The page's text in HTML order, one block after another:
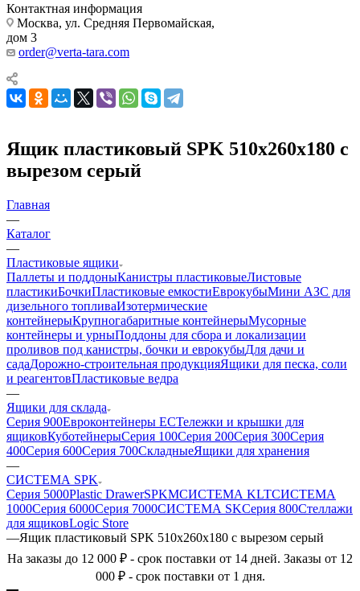
Контактная информация
Москва, ул. Средняя Первомайская,
дом 3
order@verta-tara.com
Ящик пластиковый SPK 510х260х180 с
вырезом серый
Главная
—
Каталог
—
Пластиковые ящики
Паллеты и поддоныКанистры пластиковыеЛистовые
пластикиБочкиПластиковые емкостиЕврокубыМини АЗС для
дизельного топливаИзотермические
контейнерыКрупногабаритные контейнерыМусорные
контейнеры и урныПоддоны для сбора и локализации
проливов под канистры, бочки и еврокубыДля дачи и
садаДорожно-строительная продукцияЯщики для песка, соли
и реагентовПластиковые ведра
—
Ящики для склада
Серия 900Евроконтейнеры ЕСТележки и крышки для
ящиковКуботейнерыСерия 100Серия 200Серия 300Серия
400Серия 600Серия 700СкладныеЯщики для хранения
—
СИСТЕМА SPK
Серия 5000Plastic DrawerSPKMСИСТЕМА KLTСИСТЕМА
1000Серия 6000Серия 7000СИСТЕМА SKСерия 800Стеллажи
для ящиковLogic Store
—Ящик пластиковый SPK 510х260х180 с вырезом серый
На заказы до 12 000 ₽ - срок поставки от 14 дней. Заказы от 12
000 ₽ - срок поставки от 1 дня.